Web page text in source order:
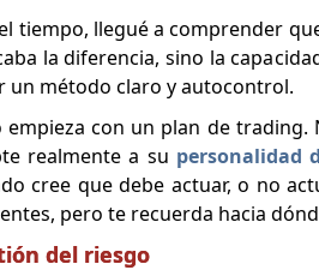
tiempo, llegué a comprender
la diferencia, sino la
un método claro y autocontrol.
empieza con un plan de
realmente a su personalidad
cree que debe actuar, o no
pero te recuerda hacia
del riesgo